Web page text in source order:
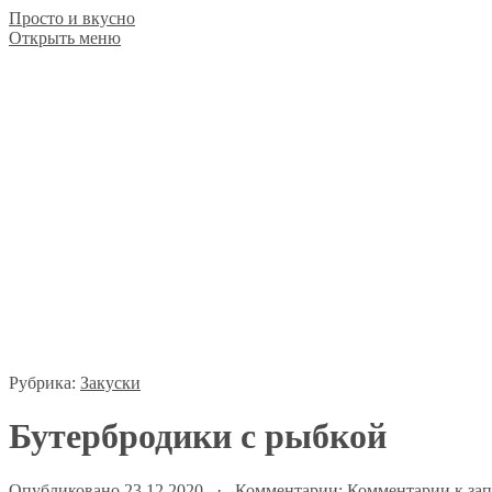
Просто и вкусно
Открыть меню
Рубрика: Закуски
​​Бутербродики с рыбкой